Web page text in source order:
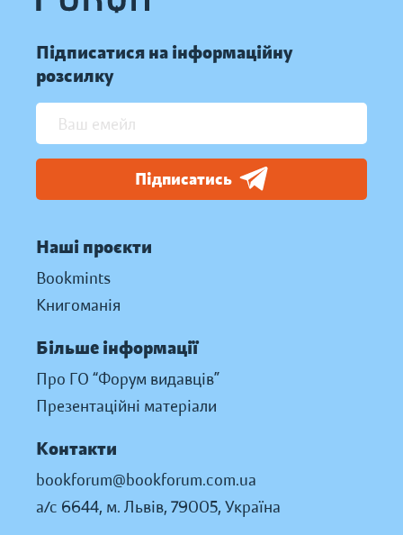
Підписатися на інформаційну
розсилку
Підписатись
Наші проєкти
Bookmints
Книгоманія
Більше інформації
Про ГО “Форум видавців”
Презентаційні матеріали
Контакти
bookforum@bookforum.com.ua
а/с 6644, м. Львів, 79005, Україна